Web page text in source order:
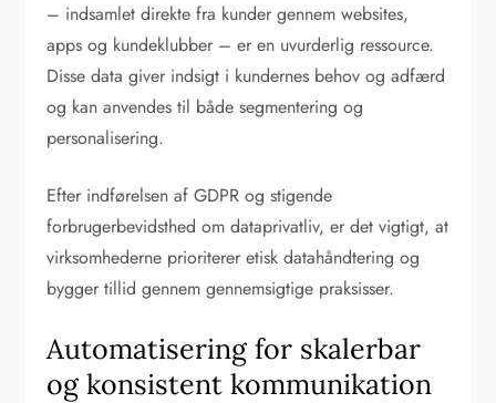
– indsamlet direkte fra kunder gennem websites,
apps og kundeklubber – er en uvurderlig ressource.
Disse data giver indsigt i kundernes behov og adfærd
og kan anvendes til både segmentering og
personalisering.
Efter indførelsen af GDPR og stigende
forbrugerbevidsthed om dataprivatliv, er det vigtigt, at
virksomhederne prioriterer etisk datahåndtering og
bygger tillid gennem gennemsigtige praksisser.
Automatisering for skalerbar
og konsistent kommunikation